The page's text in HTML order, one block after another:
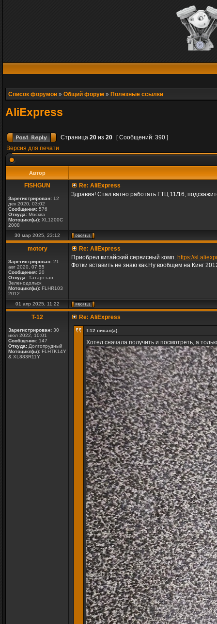
Список форумов » Общий форум » Полезные ссылки
AliExpress
Страница 20 из 20
[ Сообщений: 390 ]
Версия для печати
Автор
FISHGUN
Зарегистрирован: 12
дек 2020, 03:02
Сообщения: 576
Откуда: Москва
Мотоцикл(ы): XL1200C
2008
Re: AliExpress
Здравия! Стал ватно работать ГТЦ 11/16,
30 мар 2025, 23:12
motory
Зарегистрирован: 21
авг 2020, 07:55
Сообщения: 20
Откуда: Татарстан,
Зеленодольск
Мотоцикл(ы): FLHR103
2012
Re: AliExpress
Приобрел китайский сервисный комп. https://
Фотки вставить не знаю как.Ну вообщем на Кинг
01 апр 2025, 11:22
T-12
Зарегистрирован: 30
июл 2022, 10:01
Сообщения: 147
Откуда: Долгопрудный
Мотоцикл(ы): FLHTK14Y
& XL883R11Y
Re: AliExpress
T-12 писал(а):
Хотел сначала получить и посмотреть, а